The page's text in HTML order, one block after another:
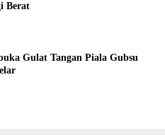
Berat
Gulat Tangan Piala Gubsu